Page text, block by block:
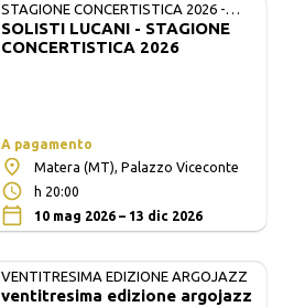
STAGIONE CONCERTISTICA 2026 -
MATE E SOLISTI LUCANI
SOLISTI LUCANI - STAGIONE
CONCERTISTICA 2026
A pagamento
Matera (MT), Palazzo Viceconte
h 20:00
10 mag 2026 – 13 dic 2026
VENTITRESIMA EDIZIONE ARGOJAZZ
ventitresima edizione argojazz